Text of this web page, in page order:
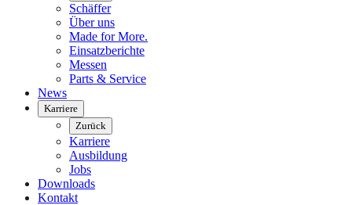
Schäffer
Über uns
Made for More.
Einsatzberichte
Messen
Parts & Service
News
Karriere
Zurück
Karriere
Ausbildung
Jobs
Downloads
Kontakt